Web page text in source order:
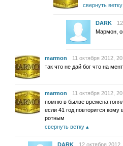
свернуть ветку
DARK
Мармон,
marmon
11 октября 2012,
так что не дай бог что на
marmon
11 октября 2012,
помню в былве времена
если 41 год повторится
ротным
свернуть ветку
DARK
12 октября 2012,